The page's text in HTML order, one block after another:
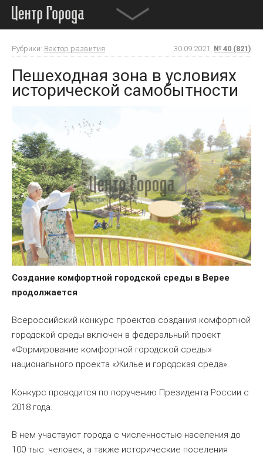
30.09.2021, № 40 (821)
Рубрики: Вектор развития
Пешеходная зона в условиях
исторической самобытности
Создание комфортной городской среды в Верее
продолжается
Всероссийский конкурс проектов создания комфортной
городской среды включен в федеральный проект
«Формирование комфортной городской среды»
национального проекта «Жилье и городская среда».
Конкурс проводится по поручению Президента России с
2018 года.
В нем участвуют города с численностью населения до
100 тыс. человек, а также исторические поселения